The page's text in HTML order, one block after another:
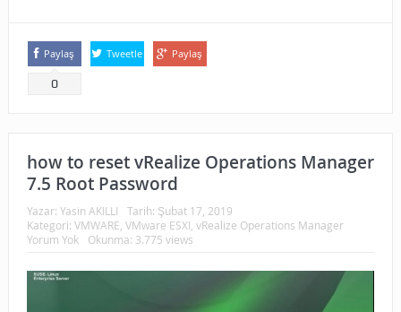
Paylaş
0
Tweetle Paylaş
how to reset vRealize Operations Manager
7.5 Root Password
Yazar: Yasin AKILLI Tarih: Şubat 17, 2019
Kategori: VMWARE VMware ESXI vRealize Operations Manager
Yorum Yok
Okunma: 3.775 views